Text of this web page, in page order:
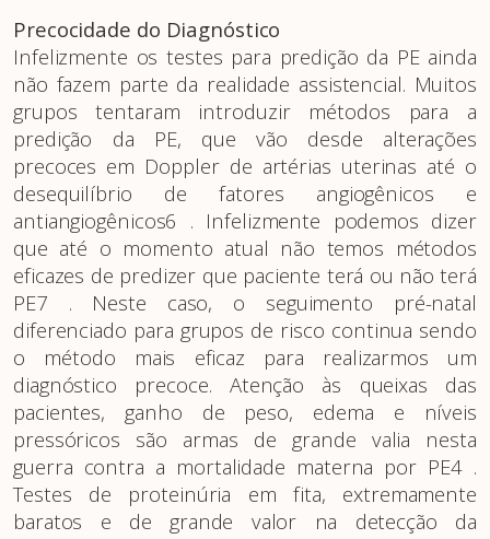
Precocidade do Diagnóstico
Infelizmente os testes para predição da PE ainda
não fazem parte da realidade assistencial. Muitos
grupos tentaram introduzir métodos para a
predição da PE, que vão desde alterações
precoces em Doppler de artérias uterinas até o
desequilíbrio de fatores angiogênicos e
antiangiogênicos6 . Infelizmente podemos dizer
que até o momento atual não temos métodos
eficazes de predizer que paciente terá ou não terá
PE7 . Neste caso, o seguimento pré-natal
diferenciado para grupos de risco continua sendo
o método mais eficaz para realizarmos um
diagnóstico precoce. Atenção às queixas das
pacientes, ganho de peso, edema e níveis
pressóricos são armas de grande valia nesta
guerra contra a mortalidade materna por PE4 .
Testes de proteinúria em fita, extremamente
baratos e de grande valor na detecção da